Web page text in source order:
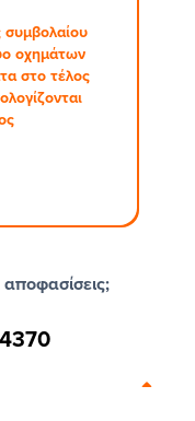
οχημάτων
στο τέλος